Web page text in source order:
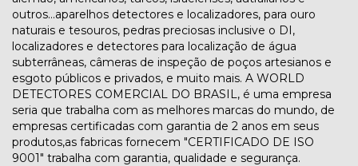
outros...aparelhos detectores e localizadores, para ouro
naturais e tesouros, pedras preciosas inclusive o DI,
localizadores e detectores para localização de água
subterrâneas, câmeras de inspeção de poços artesianos e
esgoto públicos e privados, e muito mais. A WORLD
DETECTORES COMERCIAL DO BRASIL, é uma empresa
seria que trabalha com as melhores marcas do mundo, de
empresas certificadas com garantia de 2 anos em seus
produtos,as fabricas fornecem "CERTIFICADO DE ISO
9001" trabalha com garantia, qualidade e segurança.